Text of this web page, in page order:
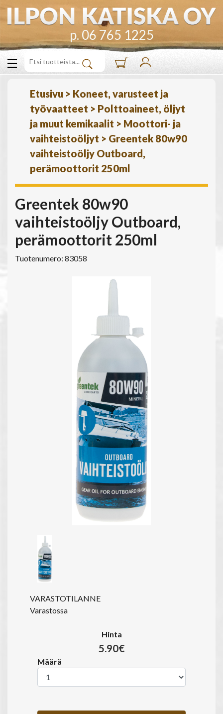
p. 06 765 1225
Etusivu > Koneet, varusteet ja
työvaatteet > Polttoaineet, öljyt
ja muut kemikaalit > Moottori- ja
vaihteistoöljyt > Greentek 80w90
vaihteistoöljy Outboard,
perämoottorit 250ml
Greentek 80w90
vaihteistoöljy Outboard,
perämoottorit 250ml
Tuotenumero: 83058
VARASTOTILANNE
Varastossa
Hinta
5.90€
Määrä